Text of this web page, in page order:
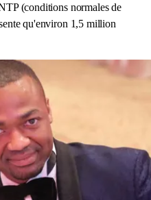
(conditions normales de
qu'environ 1,5 million